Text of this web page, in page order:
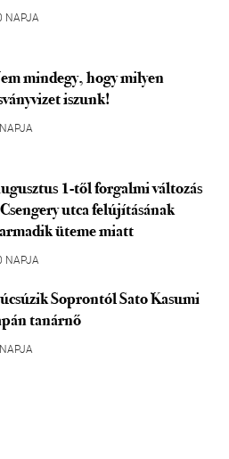
NAPJA
mindegy, hogy milyen
iszunk!
1-től forgalmi változás
utca felújításának
üteme miatt
NAPJA
Soprontól Sato Kasumi
tanárnő